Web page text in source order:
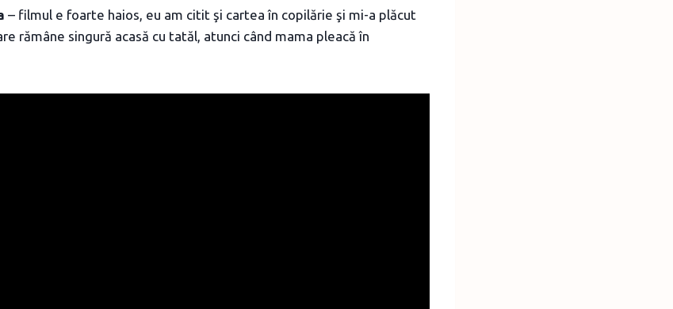
– filmul e foarte haios, eu am citit şi cartea în copilărie şi mi-a plăcut
rămâne singură acasă cu tatăl, atunci când mama pleacă în